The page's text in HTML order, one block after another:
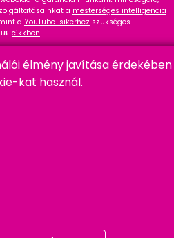
a mesterséges intelligencia
a YouTube-sikerhez szükséges
18 cikkben.
bővítményt.
élmény javítása érdekében
kat használ.